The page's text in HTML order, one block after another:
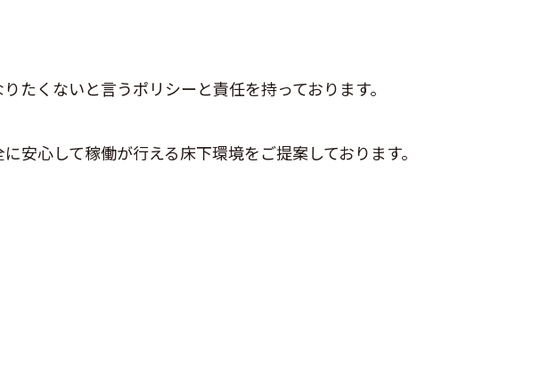
たくないと言うポリシーと責任を持っております。
安心して稼働が行える床下環境をご提案しております。